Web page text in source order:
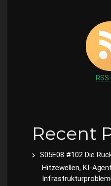
RSS
Recent
S05E08 #102 Die
Hitzewellen, KI-